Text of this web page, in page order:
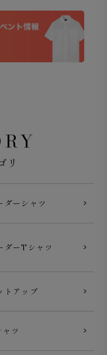
リ
ダーシャツ
ダーTシャツ
トアップ
ツ